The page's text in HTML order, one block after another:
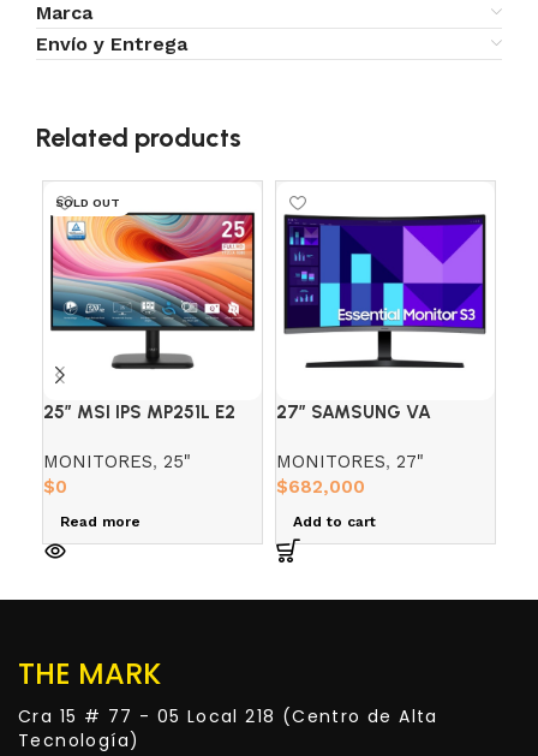
Marca
Envío y Entrega
Related products
SOLD OUT
25″ MSI IPS MP251L E2
MONITORES, 25"
$0
Read more
27″ SAMSUNG VA
100HZ 4MS
MONITORES, 27"
$682,000
Add to cart
THE MARK
Cra 15 # 77 - 05 Local 218 (Centro de Alta
Tecnología)